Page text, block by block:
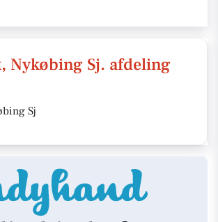
Nykøbing Sj. afdeling
Sj